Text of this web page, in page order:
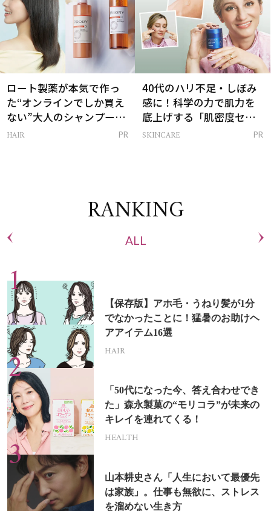
ロート製薬が本気で作っ
た“オンラインでしか買え
ない”大人のシャンプー＆
トリートメントって？
HAIR PR
40代のハリ不足・しぼみ
感に！科学の力で肌力を
底上げする「肌密度セラ
ム」
SKINCARE PR
RANKING
ALL
【保存版】アホ毛・うねり髪が1分
でなかったことに！猛暑のお助けヘ
アアイテム16選
HAIR
「50代になった今、答え合わせでき
た」森永製菓の“モリコラ”が未来の
キレイを連れてくる！
HEALTH
山本耕史さん「人生において最優先
は家族」。仕事も無欲に、ストレス
を溜めない生き方